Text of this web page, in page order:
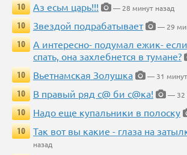
10
Аз есьм царь!!!
— 28 минут назад
10
Звездой подрабатывает
— 29
10
А интересно- подумал ежик-
спать, она захлебнется в тумане?
10
Вьетнамская Золушка
— 31
10
В правый ряд с@ би с@ка!
— 32
10
Надо еще купальники в полоску
10
Так вот вы какие - глаза на
назад